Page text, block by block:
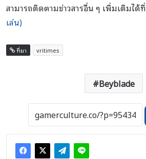
สามารถติดตามข่าวสารอื่น ๆ เพิ่มเติมได้ที่
เล่น)
ที่มา vritimes
Beyblade